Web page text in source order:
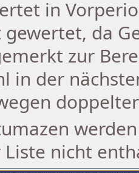
in
da
zur
in der
nicht